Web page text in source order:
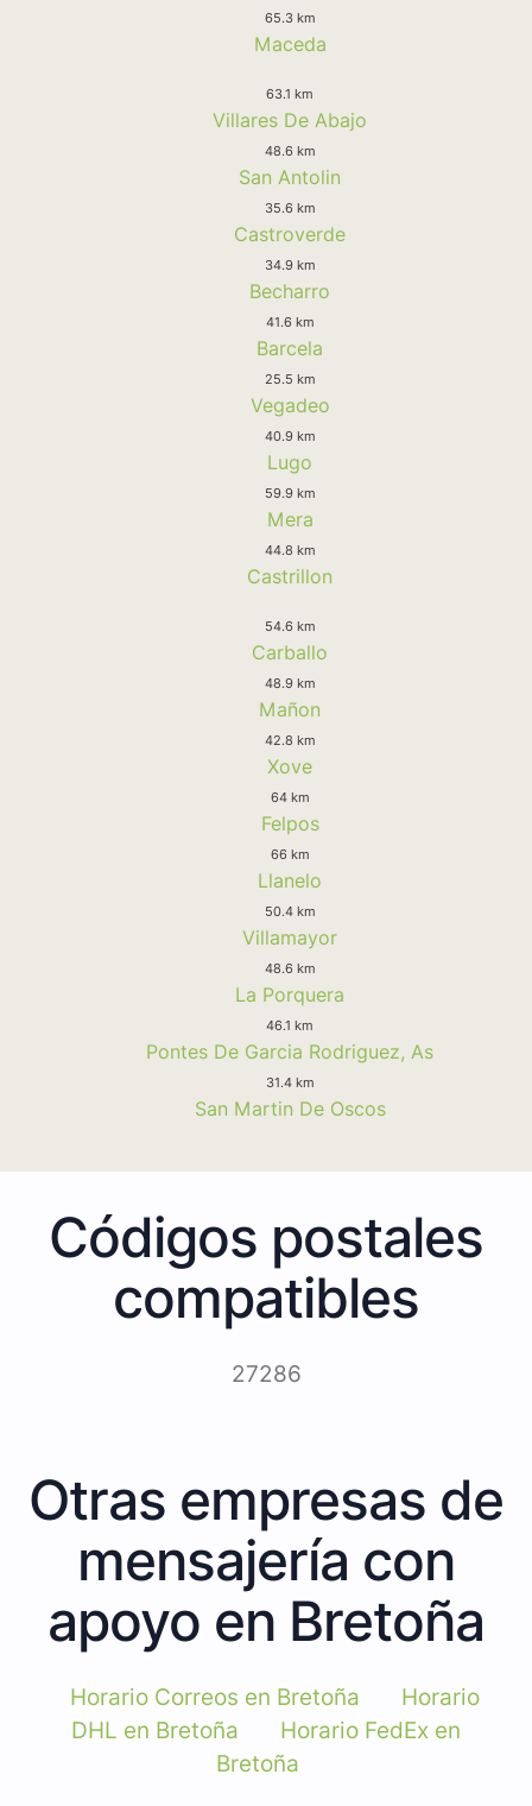
65.3 km
Maceda
63.1 km
Villares De Abajo
48.6 km
San Antolin
35.6 km
Castroverde
34.9 km
Becharro
41.6 km
Barcela
25.5 km
Vegadeo
40.9 km
Lugo
59.9 km
Mera
44.8 km
Castrillon
54.6 km
Carballo
48.9 km
Mañon
42.8 km
Xove
64 km
Felpos
66 km
Llanelo
50.4 km
Villamayor
48.6 km
La Porquera
46.1 km
Pontes De Garcia Rodriguez, As
31.4 km
San Martin De Oscos
Códigos postales
compatibles
27286
Otras empresas de
mensajería con
apoyo en Bretoña
Horario Correos en Bretoña
Horario
DHL en Bretoña
Horario FedEx en
Bretoña